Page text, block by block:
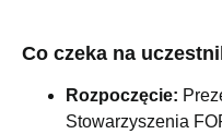
Co czeka na
Rozpoczęcie:
Stowarzyszenia